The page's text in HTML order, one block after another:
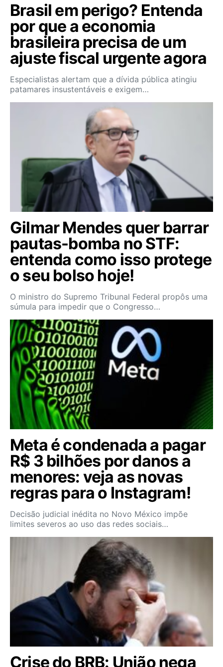
Brasil em perigo? Entenda
por que a economia
brasileira precisa de um
ajuste fiscal urgente agora
Especialistas alertam que a dívida pública atingiu
patamares insustentáveis e exigem…
Gilmar Mendes quer barrar
pautas-bomba no STF:
entenda como isso protege
o seu bolso hoje!
O ministro do Supremo Tribunal Federal propôs uma
súmula para impedir que o Congresso…
Meta é condenada a pagar
R$ 3 bilhões por danos a
menores: veja as novas
regras para o Instagram!
Decisão judicial inédita no Novo México impõe
limites severos ao uso das redes sociais…
Crise do BRB: União nega